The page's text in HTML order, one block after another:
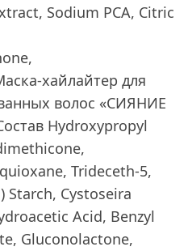
Sodium PCA, Citric
хайлайтер для
волос «СИЯНИЕ
Hydroxypropyl
Trideceth-5,
Starch, Cystoseira
Acid, Benzyl
Gluconolactone,